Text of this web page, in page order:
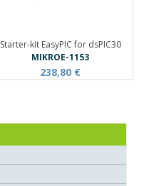
Starter-kit EasyPIC for dsPIC30
MIKROE-1153
238,80 €